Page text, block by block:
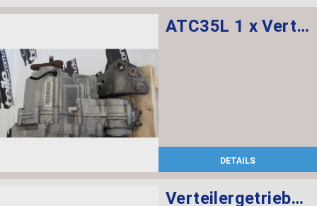
ATC35L 1 x Verteilergetriebe, 1 x Längsmomentenmodul
DETAILS
Verteilergetriebe ATC35L : 1 x Verteilergetriebe, 1 x Längsmomentenmodul